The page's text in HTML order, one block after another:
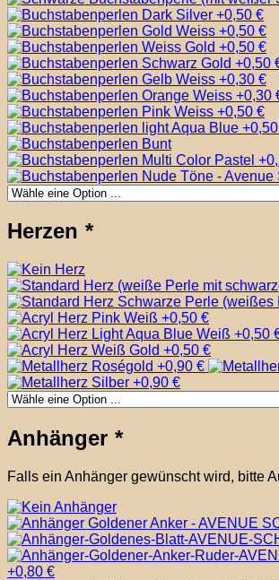
Herzen *
Anhänger *
Falls ein Anhänger gewünscht wird, bitte